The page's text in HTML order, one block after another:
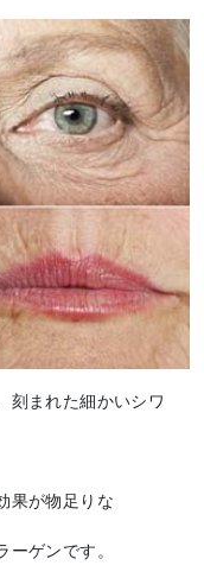
刻まれた細かいシワ
果が物足りな
ゲンです。